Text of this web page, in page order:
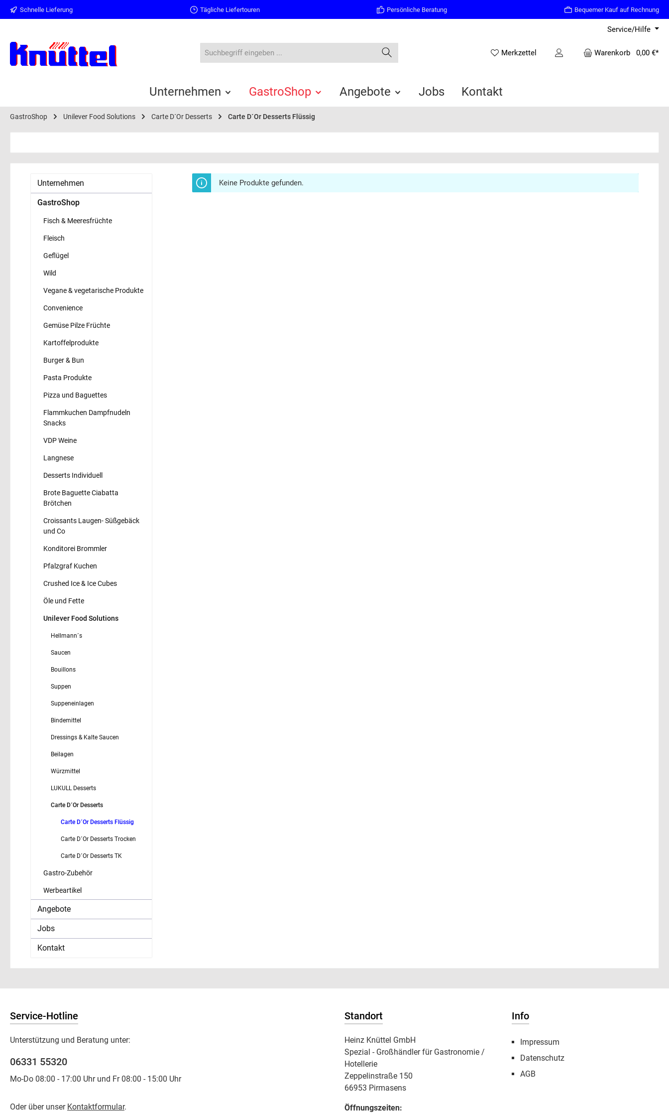
Zur Hauptnavigation springen
Schnelle Lieferung Tägliche Liefertouren Persönliche Beratung Bequemer Kauf auf Rechnung
Service/Hilfe
Merkzettel Warenkorb 0,00 €*
Unternehmen GastroShop Angebote Jobs Kontakt
GastroShop Unilever Food Solutions Carte D´Or Desserts Carte D´Or Desserts Flüssig
Unternehmen
GastroShop
Fisch & Meeresfrüchte
Fleisch
Geflügel
Wild
Vegane & vegetarische Produkte
Convenience
Gemüse Pilze Früchte
Kartoffelprodukte
Burger & Bun
Pasta Produkte
Pizza und Baguettes
Flammkuchen Dampfnudeln
Snacks
VDP Weine
Langnese
Desserts Individuell
Brote Baguette Ciabatta
Brötchen
Croissants Laugen- Süßgebäck
und Co
Konditorei Brommler
Pfalzgraf Kuchen
Crushed Ice & Ice Cubes
Öle und Fette
Unilever Food Solutions
Hellmann´s
Saucen
Bouillons
Suppen
Suppeneinlagen
Bindemittel
Dressings & Kalte Saucen
Beilagen
Würzmittel
LUKULL Desserts
Carte D´Or Desserts
Carte D´Or Desserts Flüssig
Carte D´Or Desserts Trocken
Carte D´Or Desserts TK
Gastro-Zubehör
Werbeartikel
Angebote
Jobs
Kontakt
Keine Produkte gefunden.
Service-Hotline
Unterstützung und Beratung unter:
06331 55320
Mo-Do 08:00 - 17:00 Uhr und Fr 08:00 - 15:00 Uhr
Oder über unser Kontaktformular.
Standort
Heinz Knüttel GmbH
Spezial - Großhändler für Gastronomie /
Hotellerie
Zeppelinstraße 150
66953 Pirmasens
Öffnungszeiten:
Info
Impressum
Datenschutz
AGB